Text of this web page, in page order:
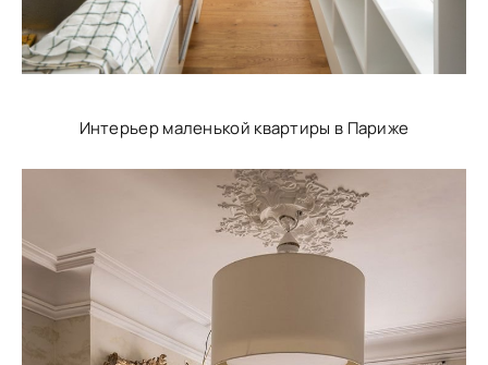
Интерьер маленькой квартиры в Париже